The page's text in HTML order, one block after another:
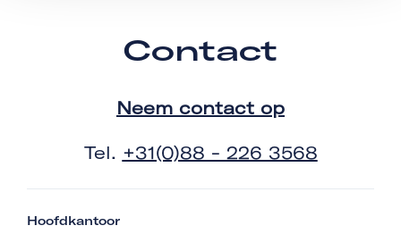
Contact
Neem contact op
Tel. +31(0)88 - 226 3568
Hoofdkantoor